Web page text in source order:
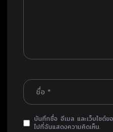
บันทึกชื่อ อีเมล และเว็บไซต์ข
ไปที่ฉันแสดงความคิดเห็น.